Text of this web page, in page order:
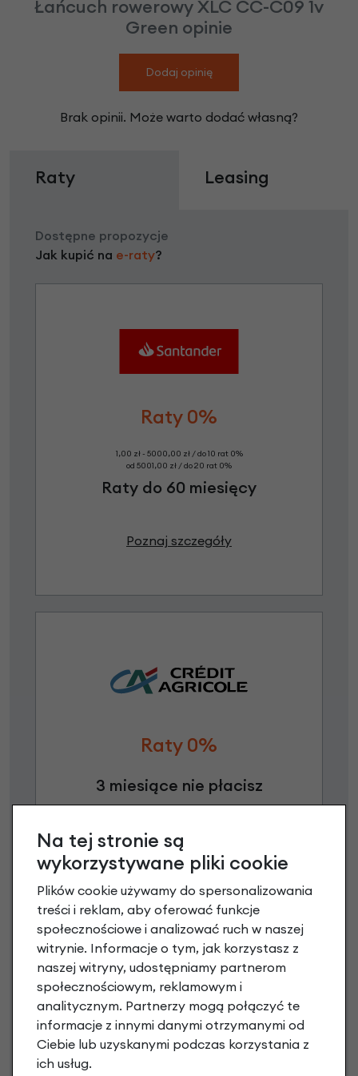
Łańcuch rowerowy XLC CC-C09 1v
Green opinie
Dodaj opinię
Brak opinii. Może warto dodać własną?
Raty Leasing
Dostępne propozycje
Jak kupić na e-raty?
Raty 0%
1,00 zł - 5000,00 zł / do 10 rat 0%
od 5001,00 zł / do 20 rat 0%
Raty do 60 miesięcy
Poznaj szczegóły
Raty 0%
3 miesiące nie płacisz
Poznaj szczegóły
Na tej stronie są
wykorzystywane pliki cookie
Plików cookie używamy do spersonalizowania
treści i reklam, aby oferować funkcje
społecznościowe i analizować ruch w naszej
witrynie. Informacje o tym, jak korzystasz z
naszej witryny, udostępniamy partnerom
społecznościowym, reklamowym i
analitycznym. Partnerzy mogą połączyć te
informacje z innymi danymi otrzymanymi od
Ciebie lub uzyskanymi podczas korzystania z
ich usług.